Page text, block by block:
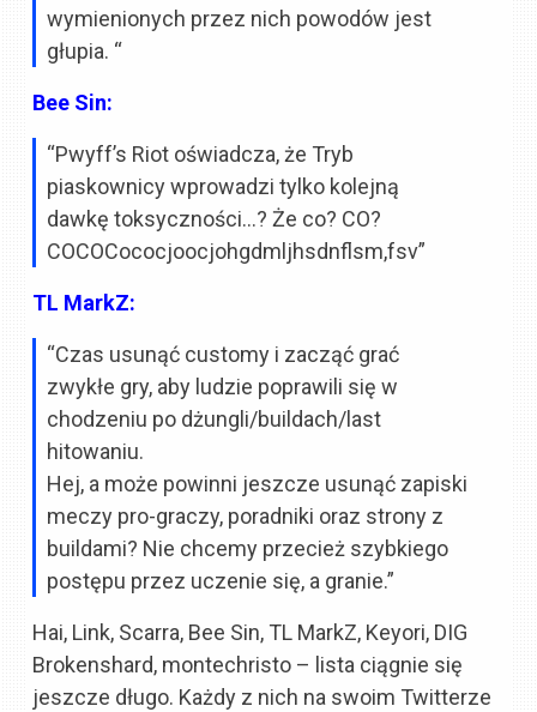
wymienionych przez nich powodów jest
głupia. “
Bee Sin:
“Pwyff’s Riot oświadcza, że Tryb
piaskownicy wprowadzi tylko kolejną
dawkę toksyczności…? Że co? CO?
COCOCococjoocjohgdmljhsdnflsm,fsv”
TL MarkZ:
“Czas usunąć customy i zacząć grać
zwykłe gry, aby ludzie poprawili się w
chodzeniu po dżungli/buildach/last
hitowaniu.
Hej, a może powinni jeszcze usunąć zapiski
meczy pro-graczy, poradniki oraz strony z
buildami? Nie chcemy przecież szybkiego
postępu przez uczenie się, a granie.”
Hai, Link, Scarra, Bee Sin, TL MarkZ, Keyori, DIG
Brokenshard, montechristo – lista ciągnie się
jeszcze długo. Każdy z nich na swoim Twitterze